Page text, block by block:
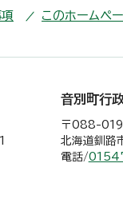
項 このホームペ
音別町行
〒088-
北海道釧路
電話/